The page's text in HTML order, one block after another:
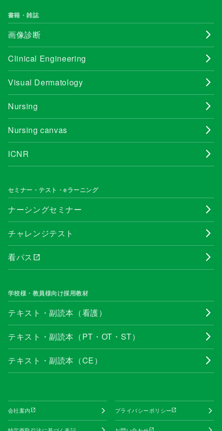
書籍・雑誌
画像診断
Clinical Engineering
Visual Dermatology
Nursing
Nursing canvas
ICNR
セミナー・テスト・eラーニング
ナーシングセミナー
チャレンジテスト
看パス open_in_new
学校様・教員様向け採用教材
テキスト・副読本（看護）
テキスト・副読本（PT・OT・ST）
テキスト・副読本（CE）
会社案内 open_in_new プライバシーポリシーopen_in_new